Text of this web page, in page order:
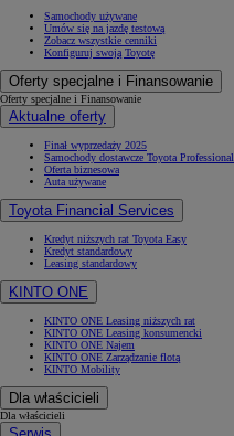
Samochody używane
Umów się na jazdę testową
Zobacz wszystkie cenniki
Konfiguruj swoją Toyotę
Oferty specjalne i Finansowanie
Oferty specjalne i Finansowanie
Aktualne oferty
Finał wyprzedaży 2025
Samochody dostawcze Toyota Professional
Oferta biznesowa
Auta używane
Toyota Financial Services
Kredyt niższych rat Toyota Easy
Kredyt standardowy
Leasing standardowy
KINTO ONE
KINTO ONE Leasing niższych rat
KINTO ONE Leasing konsumencki
KINTO ONE Najem
KINTO ONE Zarządzanie flotą
KINTO Mobility
Dla właścicieli
Dla właścicieli